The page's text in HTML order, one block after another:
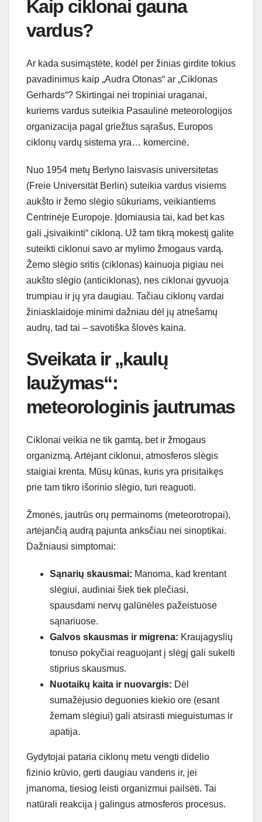
Kaip ciklonai gauna
vardus?
Ar kada susimąstėte, kodėl per žinias girdite tokius
pavadinimus kaip „Audra Otonas“ ar „Ciklonas
Gerhards“? Skirtingai nei tropiniai uraganai,
kuriems vardus suteikia Pasaulinė meteorologijos
organizacija pagal griežtus sąrašus, Europos
ciklonų vardų sistema yra… komercinė.
Nuo 1954 metų Berlyno laisvasis universitetas
(Freie Universität Berlin) suteikia vardus visiems
aukšto ir žemo slėgio sūkuriams, veikiantiems
Centrinėje Europoje. Įdomiausia tai, kad bet kas
gali „įsivaikinti“ cikloną. Už tam tikrą mokestį galite
suteikti ciklonui savo ar mylimo žmogaus vardą.
Žemo slėgio sritis (ciklonas) kainuoja pigiau nei
aukšto slėgio (anticiklonas), nes ciklonai gyvuoja
trumpiau ir jų yra daugiau. Tačiau ciklonų vardai
žiniasklaidoje minimi dažniau dėl jų atnešamų
audrų, tad tai – savotiška šlovės kaina.
Sveikata ir „kaulų
laužymas“:
meteorologinis jautrumas
Ciklonai veikia ne tik gamtą, bet ir žmogaus
organizmą. Artėjant ciklonui, atmosferos slėgis
staigiai krenta. Mūsų kūnas, kuris yra prisitaikęs
prie tam tikro išorinio slėgio, turi reaguoti.
Žmonės, jautrūs orų permainoms (meteorotropai),
artėjančią audrą pajunta anksčiau nei sinoptikai.
Dažniausi simptomai:
Sąnarių skausmai: Manoma, kad krentant
slėgiui, audiniai šiek tiek plečiasi,
spausdami nervų galūnėles pažeistuose
sąnariuose.
Galvos skausmas ir migrena: Kraujagyslių
tonuso pokyčiai reaguojant į slėgį gali sukelti
stiprius skausmus.
Nuotaikų kaita ir nuovargis: Dėl
sumažėjusio deguonies kiekio ore (esant
žemam slėgiui) gali atsirasti mieguistumas ir
apatija.
Gydytojai pataria ciklonų metu vengti didelio
fizinio krūvio, gerti daugiau vandens ir, jei
įmanoma, tiesiog leisti organizmui pailsėti. Tai
natūrali reakcija į galingus atmosferos procesus.